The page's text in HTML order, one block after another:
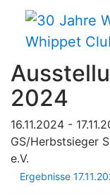
Whippet
2024
16.11.2024 -
GS/Herbstsieger
e.V.
Ergebnisse